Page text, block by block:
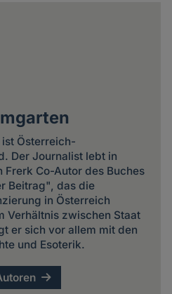
Österreich-
Der Journalist lebt in
Frerk Co-Autor des Buches
Beitrag", das die
in Österreich
Verhältnis zwischen Staat
er sich vor allem mit den
und Esoterik.